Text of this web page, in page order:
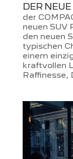
DER
der
neuen SUV
den neuen
typischen
einem
kraftvollen
Raffinesse,